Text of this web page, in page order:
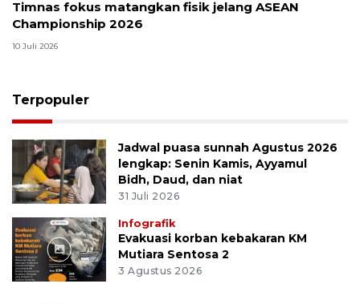
Timnas fokus matangkan fisik jelang ASEAN
Championship 2026
10 Juli 2026
Terpopuler
Jadwal puasa sunnah Agustus 2026
lengkap: Senin Kamis, Ayyamul
Bidh, Daud, dan niat
31 Juli 2026
Infografik
Evakuasi korban kebakaran KM
Mutiara Sentosa 2
3 Agustus 2026